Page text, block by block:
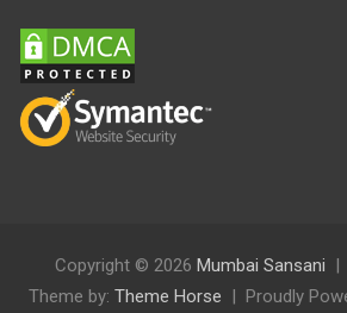
Copyright © 2026 Mumbai Sansani
Theme by: Theme Horse Proudly